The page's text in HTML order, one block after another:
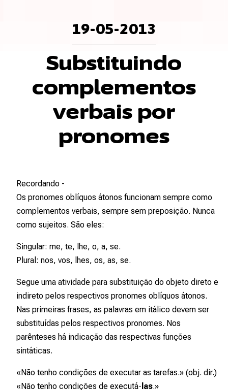
19-05-2013
Substituindo
complementos
verbais por
pronomes
Recordando -
Os pronomes oblíquos átonos funcionam sempre como
complementos verbais, sempre sem preposição. Nunca
como sujeitos. São eles:
Singular: me, te, lhe, o, a, se.
Plural: nos, vos, lhes, os, as, se.
Segue uma atividade para substituição do objeto direto e
indireto pelos respectivos pronomes oblíquos átonos.
Nas primeiras frases, as palavras em itálico devem ser
substituídas pelos respectivos pronomes. Nos
parênteses há indicação das respectivas funções
sintáticas.
«Não tenho condições de executar as tarefas.» (obj. dir.)
«Não tenho condições de executá- las.»